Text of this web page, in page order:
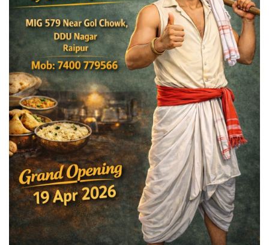
बिजनेस
मनोरंजन
ज्ञान विज्ञान
करिअर
धर्म
लाइफ स्टाइल
Gallery
Language